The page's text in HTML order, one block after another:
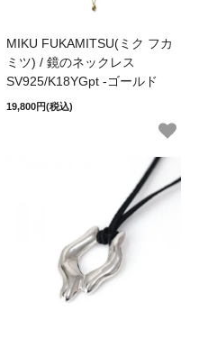
MIKU FUKAMITSU(ミク フカ
ミツ) / 鏡のネックレス
SV925/K18YGpt -ゴールド
19,800円(税込)